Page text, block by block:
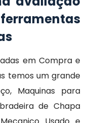
em Compra e
temos um grande
Maquinas para
de Chapa